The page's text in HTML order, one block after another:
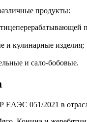
продукты:
и кулинарные изделия;
и сало-бобовые.
051/2021 в